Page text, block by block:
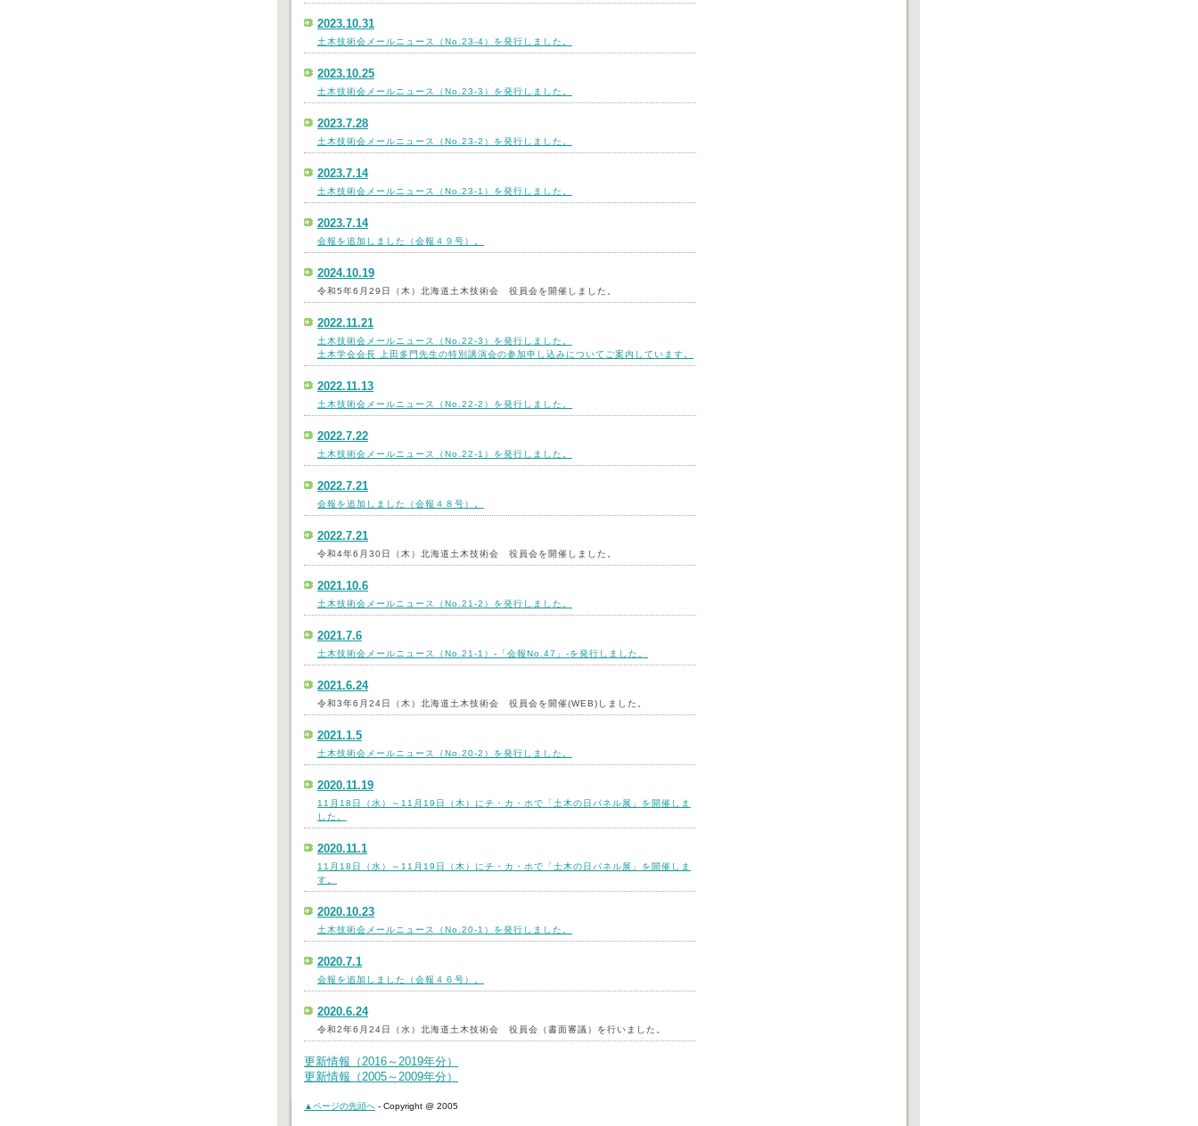
2023.10.31
土木技術会メールニュース（No.23-4）を発行しました。
2023.10.25
土木技術会メールニュース（No.23-3）を発行しました。
2023.7.28
土木技術会メールニュース（No.23-2）を発行しました。
2023.7.14
土木技術会メールニュース（No.23-1）を発行しました。
2023.7.14
会報を追加しました（会報４９号）。
2024.10.19
令和5年6月29日（木）北海道土木技術会 役員会を開催しました。
2022.11.21
土木技術会メールニュース（No.22-3）を発行しました。
土木学会会長 上田多門先生の特別講演会の参加申し込みについてご案内しています。
2022.11.13
土木技術会メールニュース（No.22-2）を発行しました。
2022.7.22
土木技術会メールニュース（No.22-1）を発行しました。
2022.7.21
会報を追加しました（会報４８号）。
2022.7.21
令和4年6月30日（木）北海道土木技術会 役員会を開催しました。
2021.10.6
土木技術会メールニュース（No.21-2）を発行しました。
2021.7.6
土木技術会メールニュース（No.21-1）-「会報No.47」-を発行しました。
2021.6.24
令和3年6月24日（木）北海道土木技術会 役員会を開催(WEB)しました。
2021.1.5
土木技術会メールニュース（No.20-2）を発行しました。
2020.11.19
11月18日（水）～11月19日（木）にチ・カ・ホで「土木の日パネル展」を開催しま
した。
2020.11.1
11月18日（水）～11月19日（木）にチ・カ・ホで「土木の日パネル展」を開催しま
す。
2020.10.23
土木技術会メールニュース（No.20-1）を発行しました。
2020.7.1
会報を追加しました（会報４６号）。
2020.6.24
令和2年6月24日（水）北海道土木技術会 役員会（書面審議）を行いました。
更新情報（2016～2019年分）
更新情報（2005～2009年分）
▲ページの先頭へ - Copyright @ 2005